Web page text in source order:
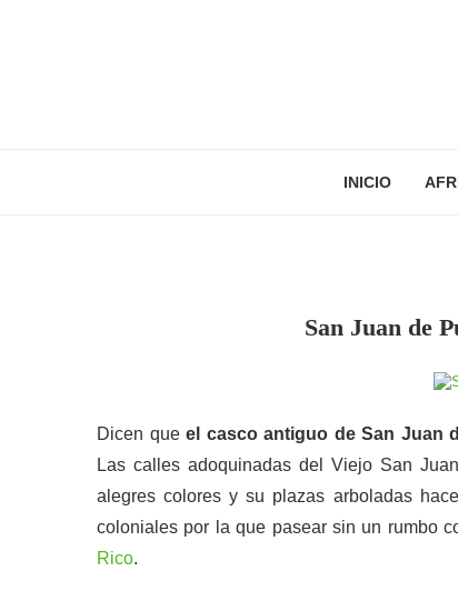
INICIO
San Juan de
Dicen queel casco antiguo de San Juan
Las calles adoquinadas del Viejo San
alegres colores y su plazas arboladas
coloniales por la que pasear sin un rumbo
Rico.